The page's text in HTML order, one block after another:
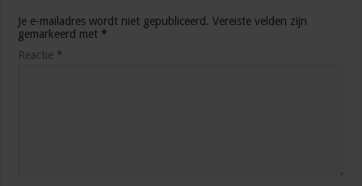
Je e-mailadres wordt niet gepubliceerd. Vereiste velden zijn
gemarkeerd met *
Reactie *